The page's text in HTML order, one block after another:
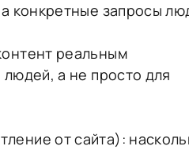
конкретные запросы
реальным
а не просто для
от сайта):